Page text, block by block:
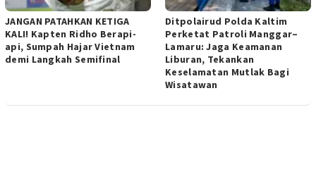
JANGAN PATAHKAN KETIGA
KALI! Kapten Ridho Berapi-
api, Sumpah Hajar Vietnam
demi Langkah Semifinal
Ditpolairud Polda Kaltim
Perketat Patroli Manggar–
Lamaru: Jaga Keamanan
Liburan, Tekankan
Keselamatan Mutlak Bagi
Wisatawan